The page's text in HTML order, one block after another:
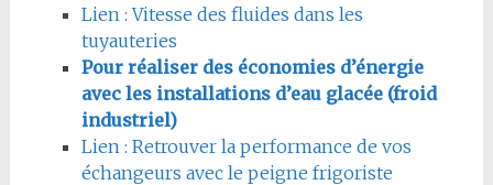
Lien : Vitesse des fluides dans les
tuyauteries
Pour réaliser des économies d’énergie
avec les installations d’eau glacée (froid
industriel)
Lien : Retrouver la performance de vos
échangeurs avec le peigne frigoriste